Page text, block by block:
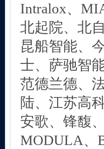
Intralox、
北起院、北
昆船智能、
士、萨驰智
范德兰德、
陆、江苏高
安歌、锋馥
MODULA、